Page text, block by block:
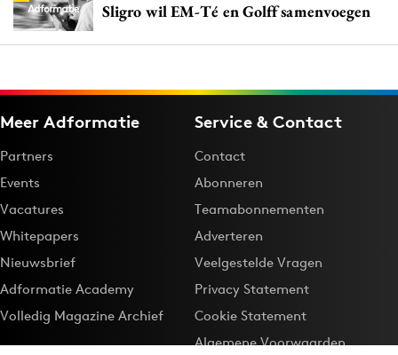
Sligro wil EM-Té en Golff samenvoegen
Meer Adformatie
Partners
Events
Vacatures
Whitepapers
Nieuwsbrief
Adformatie Academy
Volledig Magazine Archief
Service & Contact
Contact
Abonneren
Teamabonnementen
Adverteren
Veelgestelde Vragen
Privacy Statement
Cookie Statement
Algemene Voorwaarden